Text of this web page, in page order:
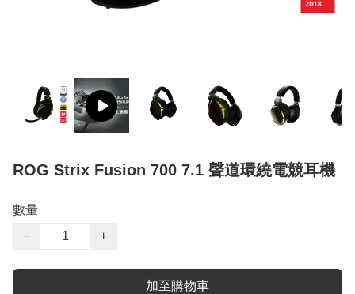
ROG Strix Fusion 700 7.1 聲道環繞電競耳機
數量
−
+
加至購物車